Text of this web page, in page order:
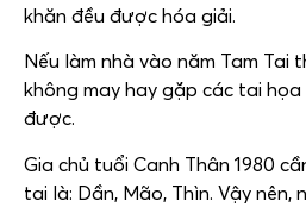
khăn đều được hóa giải.
Nếu làm nhà vào năm Tam Tai
không may hay gặp các tai
được.
Gia chủ tuổi Canh Thân 1980
tai là: Dần, Mão, Thìn. Vậy nên,